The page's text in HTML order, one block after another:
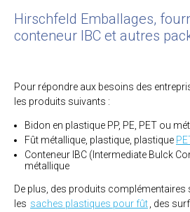
Hirschfeld Emballages,
conteneur IBC et autres
Pour répondre aux besoins des
les produits suivants :
Bidon en plastique PP, PE, PET ou
Fût métallique, plastique, plastique
Conteneur IBC (Intermediate Bulck
métallique
De plus, des produits
les saches plastiques pour fût , des